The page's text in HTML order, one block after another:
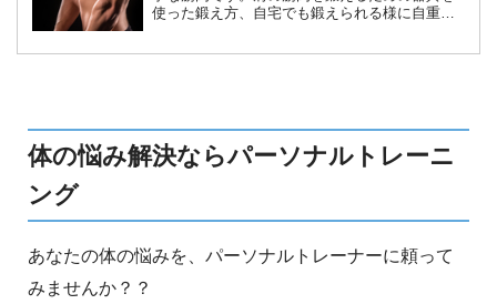
使った鍛え方、自宅でも鍛えられる様に自重で
体の悩み解決ならパーソナルトレーニ
ング
あなたの体の悩みを、パーソナルトレーナーに頼って
みませんか？？